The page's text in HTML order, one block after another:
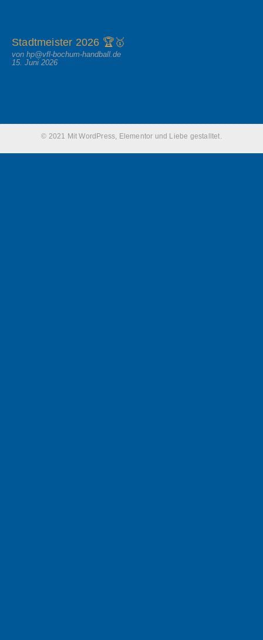
Stadtmeister 2026 🏆🥇
von hp@vfl-bochum-handball.de
15. Juni 2026
© 2021 Mit WordPress, Elementor und Liebe gestalltet.